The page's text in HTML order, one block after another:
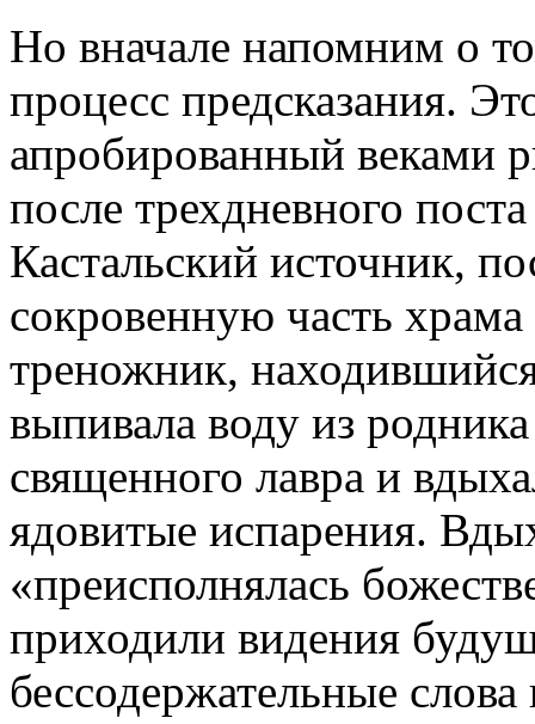
Но вначале напомним о
процесс предсказания.
апробированный веками
после трехдневного
Кастальский источник,
сокровенную часть
треножник,
выпивала воду из
священного лавра и
ядовитые испарения.
«преисполнялась
приходили видения
бессодержательные